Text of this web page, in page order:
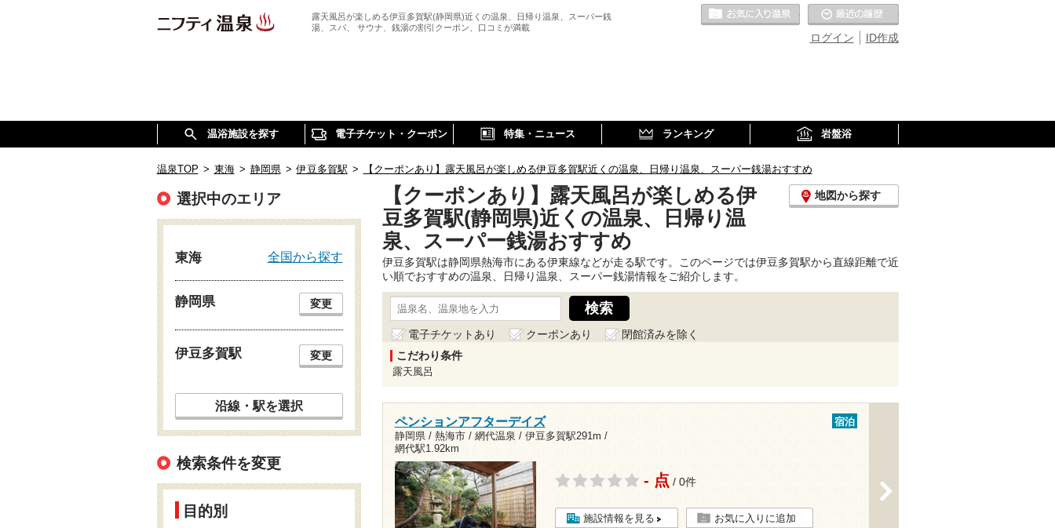
露天風呂が楽しめる伊豆多賀駅(静岡県)近くの温泉、日帰り温泉、スーパー銭
湯、スパ、 サウナ、銭湯の割引クーポン、口コミが満載
ID作成
ログイン
お気に入りの温泉
温浴施設を探す 電子チケット・クーポン 特集・ニュース ランキング 岩盤浴
温泉TOP > 東海 > 静岡県 > 伊豆多賀駅 > 【クーポンあり】露天風呂が楽しめる伊豆多賀駅近くの温泉、日帰り温泉、スーパー銭湯おすすめ
【クーポンあり】露天風呂が楽しめる伊
豆多賀駅(静岡県)近くの温泉、日帰り温
泉、スーパー銭湯おすすめ
地図から探す
伊豆多賀駅は静岡県熱海市にある伊東線などが走る駅です。このページでは伊豆多賀駅から直線距離で近
い順でおすすめの温泉、日帰り温泉、スーパー銭湯情報をご紹介します。
電子チケットあり クーポンあり
閉館済みを除く
こだわり条件
露天風呂
ペンションアフターデイズ
静岡県 / 熱海市 / 網代温泉 / 伊豆多賀駅291m /
網代駅1.92km
宿泊
- 点 / 0件
施設情報を見る お気に入りに追加
選択中のエリア
東海 全国から探す
静岡県 変更
伊豆多賀駅 変更
沿線・駅を選択
検索条件を変更
目的別